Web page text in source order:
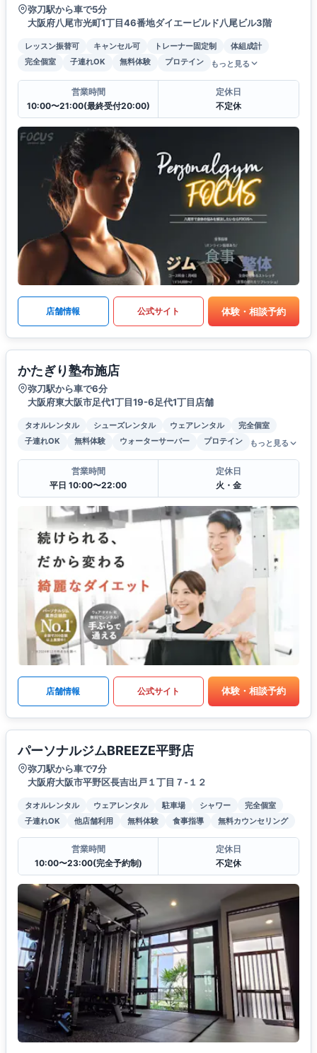
弥刀駅から車で5分
大阪府八尾市光町1丁目46番地ダイエービルド八尾ビル3階
レッスン振替可 キャンセル可 トレーナー固定制
体組成計
完全個室
子連れOK 無料体験 プロテイン もっと見る
営業時間
10:00〜21:00(最終受付20:00)
定休日
不定休
店舗情報 公式サイト 体験・相談予約
かたぎり塾布施店
弥刀駅から車で6分
大阪府東大阪市足代1丁目19-6足代1丁目店舗
タオルレンタル シューズレンタル ウェアレンタル
完全個室
子連れOK
無料体験 ウォーターサーバー プロテイン もっと見る
営業時間
平日 10:00〜22:00
定休日
火・金
店舗情報 公式サイト 体験・相談予約
パーソナルジムBREEZE平野店
弥刀駅から車で7分
大阪府大阪市平野区長吉出戸１丁目７-１２
タオルレンタル ウェアレンタル 駐車場 シャワー
完全個室
子連れOK
他店舗利用 無料体験 食事指導 無料カウンセリング
営業時間
10:00〜23:00(完全予約制)
定休日
不定休